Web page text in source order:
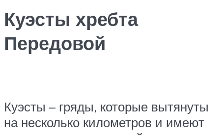
Куэсты хребта
Передовой
Куэсты – гряды, которые вытянуты
на несколько километров и имеют